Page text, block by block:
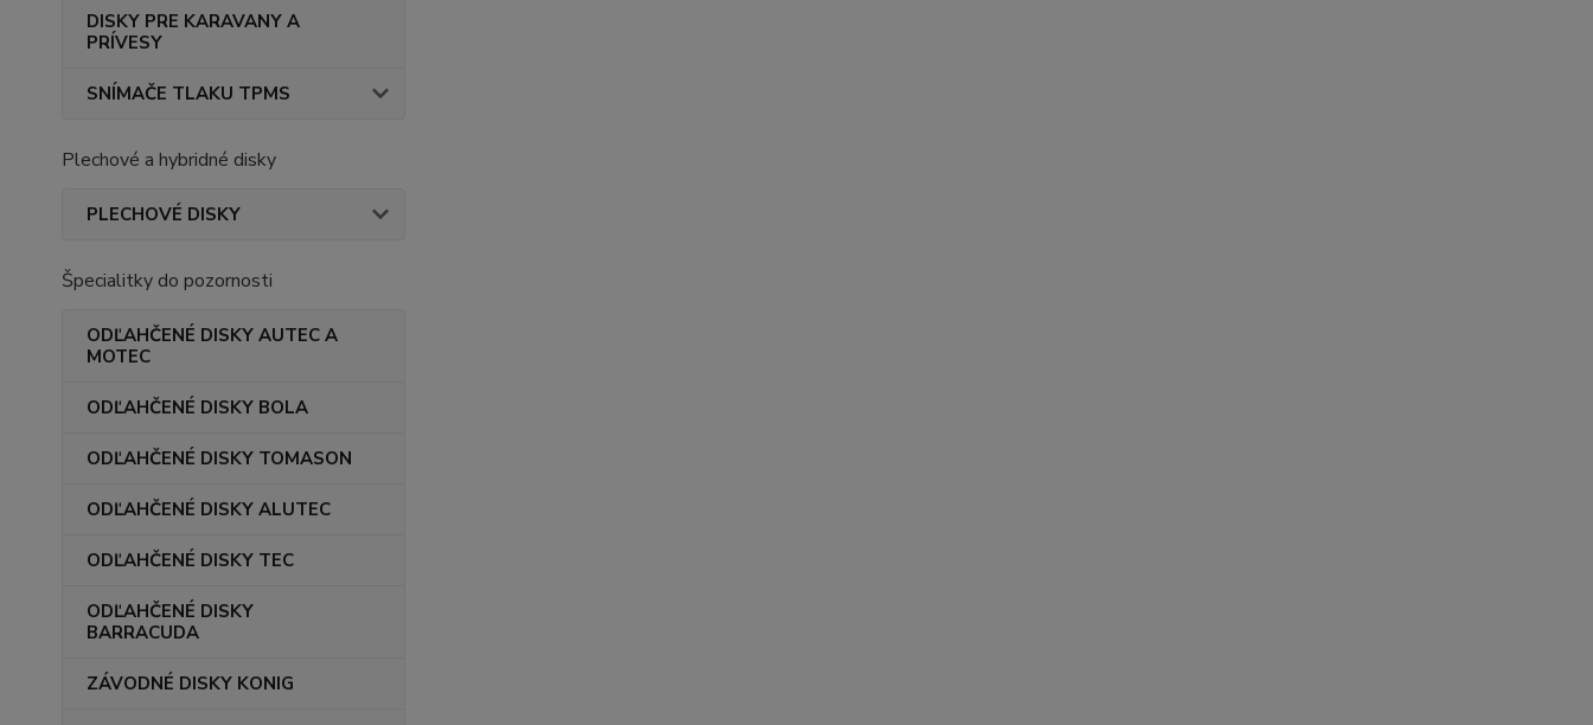
DISKY PRE KARAVANY A
PRÍVESY
SNÍMAČE TLAKU TPMS
Plechové a hybridné disky
PLECHOVÉ DISKY
Špecialitky do pozornosti
ODĽAHČENÉ DISKY AUTEC A
MOTEC
ODĽAHČENÉ DISKY BOLA
ODĽAHČENÉ DISKY TOMASON
ODĽAHČENÉ DISKY ALUTEC
ODĽAHČENÉ DISKY TEC
ODĽAHČENÉ DISKY
BARRACUDA
ZÁVODNÉ DISKY KONIG